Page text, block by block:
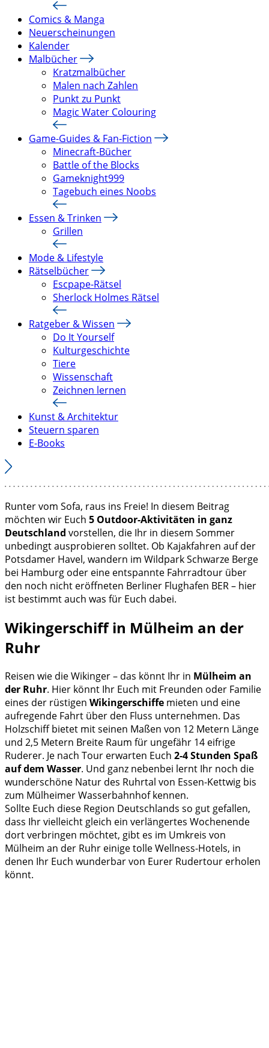
Comics & Manga
Neuerscheinungen
Kalender
Malbücher
Kratzmalbücher
Malen nach Zahlen
Punkt zu Punkt
Magic Water Colouring
Game-Guides & Fan-Fiction
Minecraft-Bücher
Battle of the Blocks
Gameknight999
Tagebuch eines Noobs
Essen & Trinken
Grillen
Mode & Lifestyle
Rätselbücher
Escpape-Rätsel
Sherlock Holmes Rätsel
Ratgeber & Wissen
Do It Yourself
Kulturgeschichte
Tiere
Wissenschaft
Zeichnen lernen
Kunst & Architektur
Steuern sparen
E-Books
Runter vom Sofa, raus ins Freie! In diesem Beitrag
möchten wir Euch 5 Outdoor-Aktivitäten in ganz
Deutschland vorstellen, die Ihr in diesem Sommer
unbedingt ausprobieren solltet. Ob Kajakfahren auf der
Potsdamer Havel, wandern im Wildpark Schwarze Berge
bei Hamburg oder eine entspannte Fahrradtour über
den noch nicht eröffneten Berliner Flughafen BER – hier
ist bestimmt auch was für Euch dabei.
Wikingerschiff in Mülheim an der
Ruhr
Reisen wie die Wikinger – das könnt Ihr in Mülheim an
der Ruhr. Hier könnt Ihr Euch mit Freunden oder Familie
eines der rüstigen Wikingerschiffe mieten und eine
aufregende Fahrt über den Fluss unternehmen. Das
Holzschiff bietet mit seinen Maßen von 12 Metern Länge
und 2,5 Metern Breite Raum für ungefähr 14 eifrige
Ruderer. Je nach Tour erwarten Euch 2-4 Stunden Spaß
auf dem Wasser. Und ganz nebenbei lernt Ihr noch die
wunderschöne Natur des Ruhrtal von Essen-Kettwig bis
zum Mülheimer Wasserbahnhof kennen.
Sollte Euch diese Region Deutschlands so gut gefallen,
dass Ihr vielleicht gleich ein verlängertes Wochenende
dort verbringen möchtet, gibt es im Umkreis von
Mülheim an der Ruhr einige tolle Wellness-Hotels, in
denen Ihr Euch wunderbar von Eurer Rudertour erholen
könnt.